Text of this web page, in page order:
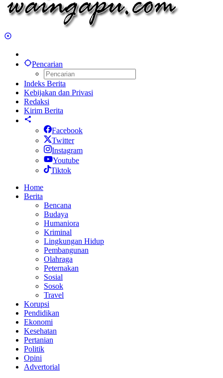
Pencarian
Indeks Berita
Kebijakan dan Privasi
Redaksi
Kirim Berita
Facebook
Twitter
Instagram
Youtube
Tiktok
Home
Berita
Bencana
Budaya
Humaniora
Kriminal
Lingkungan Hidup
Pembangunan
Olahraga
Peternakan
Sosial
Sosok
Travel
Korupsi
Pendidikan
Ekonomi
Kesehatan
Pertanian
Politik
Opini
Advertorial